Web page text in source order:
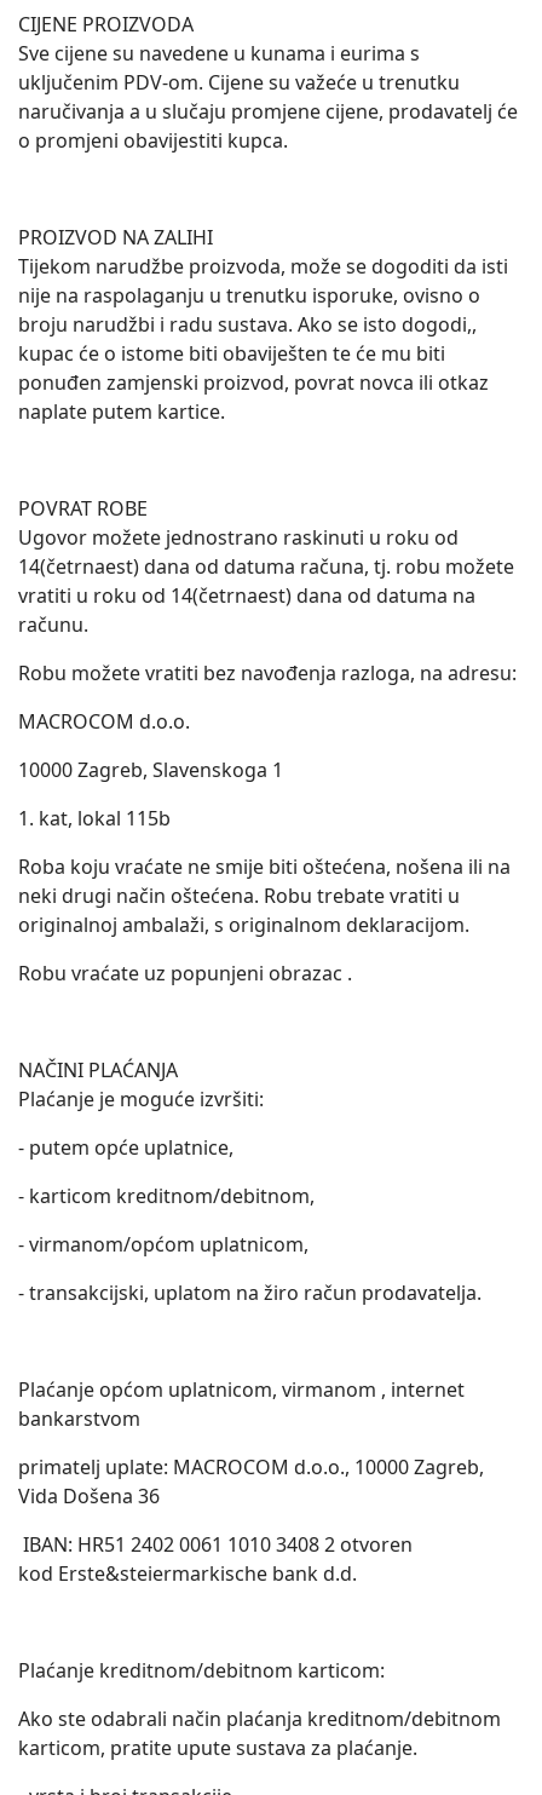
CIJENE PROIZVODA
Sve cijene su navedene u kunama i eurima s
uključenim PDV-om. Cijene su važeće u trenutku
naručivanja a u slučaju promjene cijene, prodavatelj će
o promjeni obavijestiti kupca.
PROIZVOD NA ZALIHI
Tijekom narudžbe proizvoda, može se dogoditi da isti
nije na raspolaganju u trenutku isporuke, ovisno o
broju narudžbi i radu sustava. Ako se isto dogodi,,
kupac će o istome biti obaviješten te će mu biti
ponuđen zamjenski proizvod, povrat novca ili otkaz
naplate putem kartice.
POVRAT ROBE
Ugovor možete jednostrano raskinuti u roku od
14(četrnaest) dana od datuma računa, tj. robu možete
vratiti u roku od 14(četrnaest) dana od datuma na
računu.
Robu možete vratiti bez navođenja razloga, na adresu:
MACROCOM d.o.o.
10000 Zagreb, Slavenskoga 1
1. kat, lokal 115b
Roba koju vraćate ne smije biti oštećena, nošena ili na
neki drugi način oštećena. Robu trebate vratiti u
originalnoj ambalaži, s originalnom deklaracijom.
Robu vraćate uz popunjeni obrazac .
NAČINI PLAĆANJA
Plaćanje je moguće izvršiti:
- putem opće uplatnice,
- karticom kreditnom/debitnom,
- virmanom/općom uplatnicom,
- transakcijski, uplatom na žiro račun prodavatelja.
Plaćanje općom uplatnicom, virmanom , internet
bankarstvom
primatelj uplate: MACROCOM d.o.o., 10000 Zagreb,
Vida Došena 36
IBAN: HR51 2402 0061 1010 3408 2 otvoren
kod Erste&steiermarkische bank d.d.
Plaćanje kreditnom/debitnom karticom:
Ako ste odabrali način plaćanja kreditnom/debitnom
karticom, pratite upute sustava za plaćanje.